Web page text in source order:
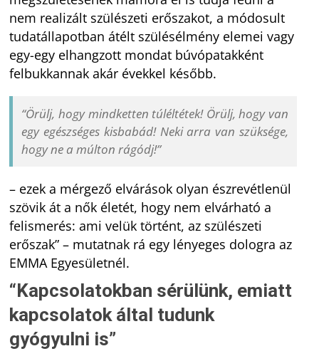
nem realizált szülészeti erőszakot, a módosult
tudatállapotban átélt szülésélmény elemei vagy
egy-egy elhangzott mondat búvópatakként
felbukkannak akár évekkel később.
“Örülj, hogy mindketten túléltétek! Örülj, hogy van
egy egészséges kisbabád! Neki arra van szüksége,
hogy ne a múlton rágódj!”
– ezek a mérgező elvárások olyan észrevétlenül
szövik át a nők életét, hogy nem elvárható a
felismerés: ami velük történt, az szülészeti
erőszak” – mutatnak rá egy lényeges dologra az
EMMA Egyesületnél.
“Kapcsolatokban sérülünk, emiatt
kapcsolatok által tudunk
gyógyulni is”